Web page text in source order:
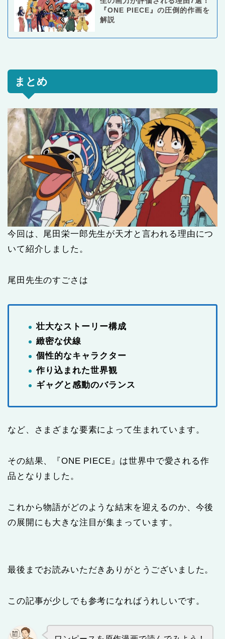
『ONE PIECE』の圧倒的作画を
解説
まとめ
今回は、尾田栄一郎先生が天才と言われる理由につ
いて紹介しました。
尾田先生のすごさは
壮大なストーリー構成
緻密な伏線
個性的なキャラクター
作り込まれた世界観
ギャグと感動のバランス
など、さまざまな要素によって生まれています。
その結果、『ONE PIECE』は世界中で愛される作
品となりました。
これから物語がどのような結末を迎えるのか、今後
の展開にも大きな注目が集まっています。
最後までお読みいただきありがとうございました。
この記事が少しでも参考になればうれしいです。